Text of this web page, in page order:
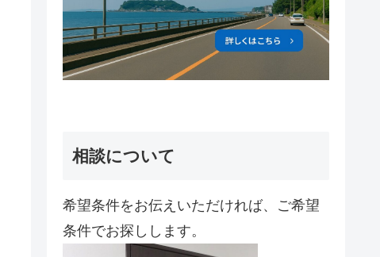
相談について
希望条件をお伝えいただければ、ご希望
条件でお探しします。